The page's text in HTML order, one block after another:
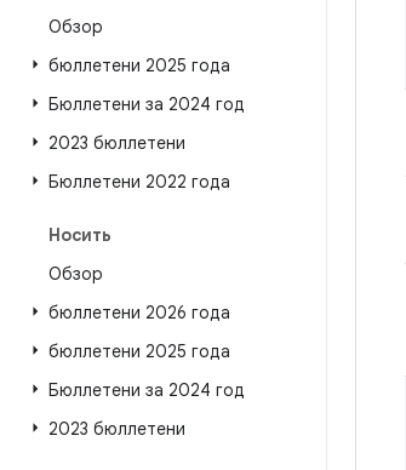
Обзор
бюллетени 2025 года
Бюллетени за 2024 год
2023 бюллетени
Бюллетени 2022 года
Носить
Обзор
бюллетени 2026 года
бюллетени 2025 года
Бюллетени за 2024 год
2023 бюллетени